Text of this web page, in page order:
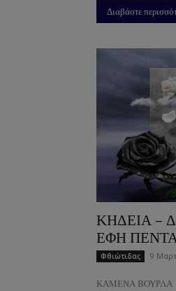
Διαβάστε
ΚΗΔΕΙΑ –
ΕΦΗ
Φθιώτιδας 9
ΚΑΜΕΝΑ ΒΟΥΡΛΑ